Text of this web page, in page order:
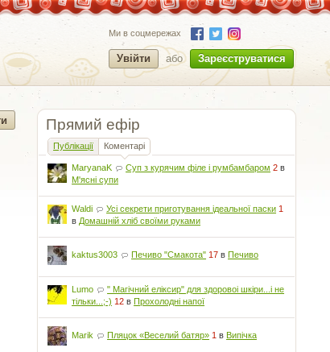
Ми в соцмережах
Увійти або Зареєструватися
Прямий ефір
Публікації Коментарі
MaryanaK Суп з курячим філе і румбамбаром 2 в
М'ясні супи
Waldi Усі секрети приготування ідеальної паски 1
в Домашній хліб своїми руками
kaktus3003 Печиво "Смакота" 17 вПечиво
Lumo
" Магічний еліксир" для здоровоі шкіри...і не
тільки...;-) 12 вПрохолодні напої
Marik Пляцок «Веселий батяр» 1 вВипічка